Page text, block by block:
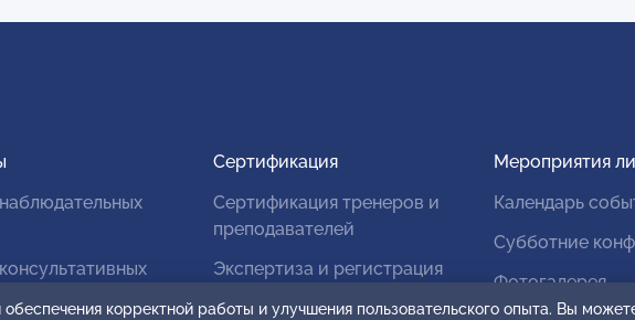
Сертификация
Сертификация тренеров и
преподавателей
Экспертиза и регистрация
Мероприятия
Календарь
Субботние
Фотогалерея
корректной работы и улучшения пользовательского опыта. Вы